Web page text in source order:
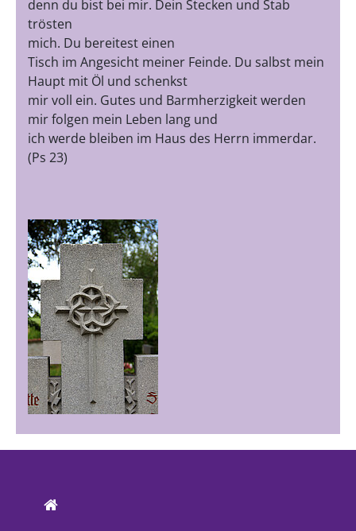
denn du bist bei mir. Dein Stecken und Stab
trösten
mich. Du bereitest einen
Tisch im Angesicht meiner Feinde. Du salbst mein
Haupt mit Öl und schenkst
mir voll ein. Gutes und Barmherzigkeit werden
mir folgen mein Leben lang und
ich werde bleiben im Haus des Herrn immerdar.
(Ps 23)